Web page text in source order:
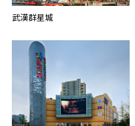
武漢群星城